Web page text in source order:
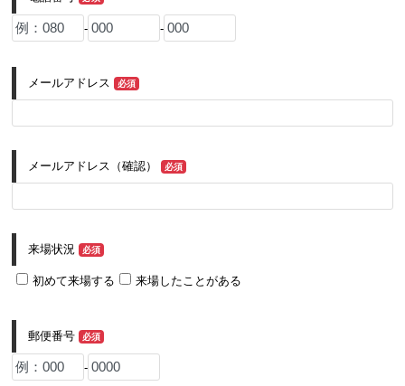
- -
メールアドレス 必須
メールアドレス（確認） 必須
来場状況 必須
初めて来場する 来場したことがある
郵便番号 必須
-